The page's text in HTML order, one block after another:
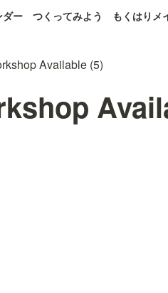
ダー つくってみよう もくはりメ
Available (5)